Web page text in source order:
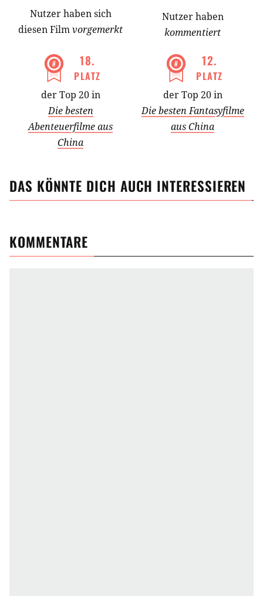
Nutzerhabensich
diesen Filmvorgemerkt
Nutzer haben
kommentiert
18.
PLATZ
der Top 20 in
Die besten
Abenteuerfilme aus
China
12.
PLATZ
der Top 20 in
Die besten Fantasyfilme
aus China
DAS KÖNNTE DICH AUCH INTERESSIEREN
KOMMENTARE